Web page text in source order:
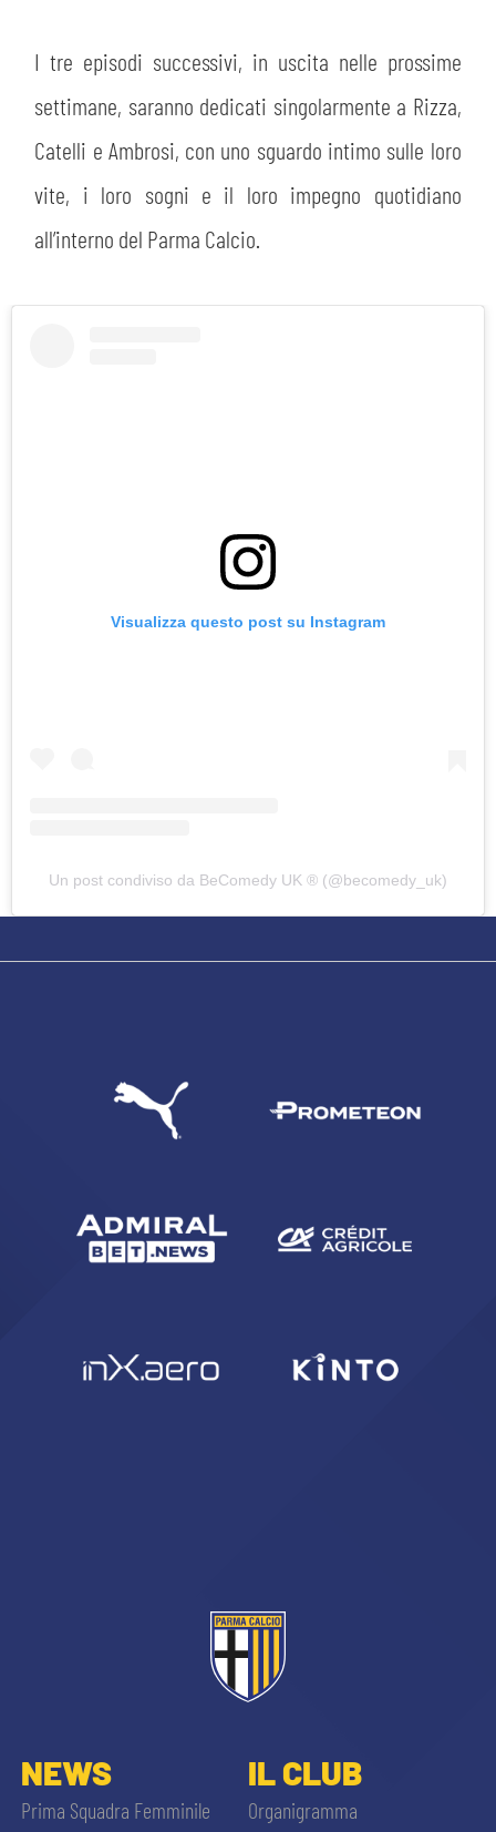
I tre episodi successivi, in uscita nelle prossime
settimane, saranno dedicati singolarmente a Rizza,
Catelli e Ambrosi, con uno sguardo intimo sulle loro
vite, i loro sogni e il loro impegno quotidiano
all’interno del Parma Calcio.
Visualizza questo post su Instagram
Un post condiviso da BeComedy UK ®️ (@becomedy_uk)
NEWS
Prima Squadra Femminile
IL CLUB
Organigramma